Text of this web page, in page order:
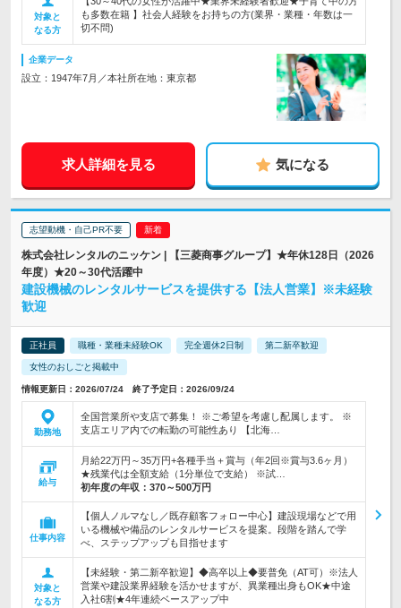
対象と
なる方
も多数在籍 】社会人経験をお持ちの方(業界・業種・年数は一
切不問)
企業データ
設立：1947年7月／本社所在地：東京都
求人詳細を見る 気になる
志望動機・自己PR不要
株式会社レンタルのニッケン | 【三菱商事グループ】★年休128日（2026
年度）★20～30代活躍中
建設機械のレンタルサービスを提供する【法人営業】※未経験
歓迎
正社員 職種・業種未経験OK 完全週休2日制 第二新卒歓迎
女性のおしごと掲載中
情報更新日：2026/07/24 終了予定日：2026/09/24
勤務地
全国営業所や支店で募集！ ※ご希望を考慮し配属します。 ※
支店エリア内での転勤の可能性あり 【北海…
給与
月給22万円～35万円+各種手当＋賞与（年2回※賞与3.6ヶ月）
★残業代は全額支給（1分単位で支給） ※試…
初年度の年収： 370～500万円
仕事内容
【個人ノルマなし／既存顧客フォロー中心】建設現場などで用
いる機械や備品のレンタルサービスを提案。段階を踏んで学
べ、ステップアップも目指せます
対象と
なる方
【未経験・第二新卒歓迎】◆高卒以上◆要普免（AT可）※法人
営業や建設業界経験を活かせますが、異業種出身もOK★中途
入社6割★4年連続ベースアップ中